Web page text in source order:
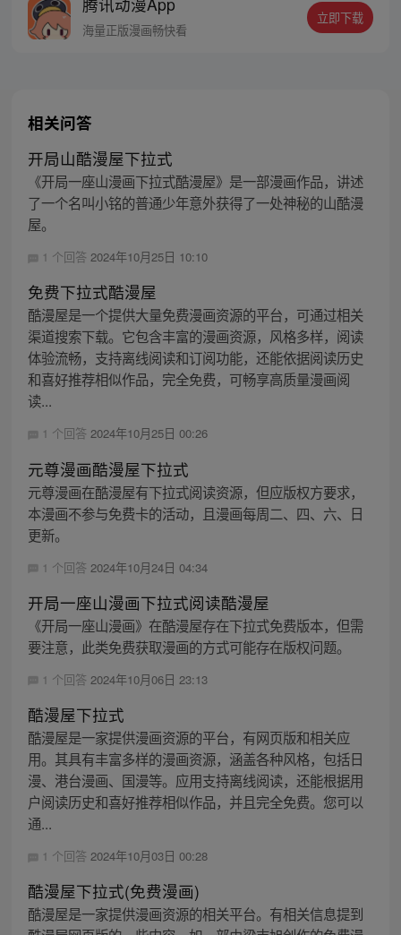
名震古今，问一声：王侯将相，宁有种乎！
海量正版漫画畅快看
立即下载
相关问答
开局山酷漫屋下拉式
《开局一座山漫画下拉式酷漫屋》是一部漫画作品，讲述
了一个名叫小铭的普通少年意外获得了一处神秘的山酷漫
屋。
1 个回答 2024年10月25日 10:10
免费下拉式酷漫屋
酷漫屋是一个提供大量免费漫画资源的平台，可通过相关
渠道搜索下载。它包含丰富的漫画资源，风格多样，阅读
体验流畅，支持离线阅读和订阅功能，还能依据阅读历史
和喜好推荐相似作品，完全免费，可畅享高质量漫画阅
读...
1 个回答 2024年10月25日 00:26
元尊漫画酷漫屋下拉式
元尊漫画在酷漫屋有下拉式阅读资源，但应版权方要求，
本漫画不参与免费卡的活动，且漫画每周二、四、六、日
更新。
1 个回答 2024年10月24日 04:34
开局一座山漫画下拉式阅读酷漫屋
《开局一座山漫画》在酷漫屋存在下拉式免费版本，但需
要注意，此类免费获取漫画的方式可能存在版权问题。
1 个回答 2024年10月06日 23:13
酷漫屋下拉式
酷漫屋是一家提供漫画资源的平台，有网页版和相关应
用。其具有丰富多样的漫画资源，涵盖各种风格，包括日
漫、港台漫画、国漫等。应用支持离线阅读，还能根据用
户阅读历史和喜好推荐相似作品，并且完全免费。您可以
通...
1 个回答 2024年10月03日 00:28
酷漫屋下拉式(免费漫画)
酷漫屋是一家提供漫画资源的相关平台。有相关信息提到